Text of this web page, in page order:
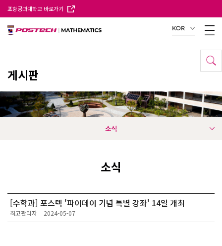
포항공과대학교 바로가기
KOR
게시판
소식
소식
[수학과] 포스텍 '파이데이 기념 특별 강좌' 14일 개최
최고관리자 2024-05-07